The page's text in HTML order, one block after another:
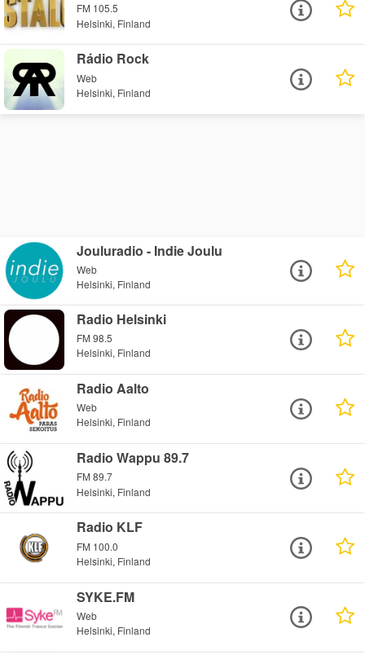
FM 105.5
Helsinki, Finland
Rádio Rock
Web
Helsinki, Finland
Jouluradio - Indie Joulu
Web
Helsinki, Finland
Radio Helsinki
FM 98.5
Helsinki, Finland
Radio Aalto
Web
Helsinki, Finland
Radio Wappu 89.7
FM 89.7
Helsinki, Finland
Radio KLF
FM 100.0
Helsinki, Finland
SYKE.FM
Web
Helsinki, Finland